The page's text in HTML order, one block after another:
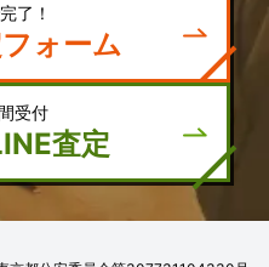
了！
ォーム
受付
査定